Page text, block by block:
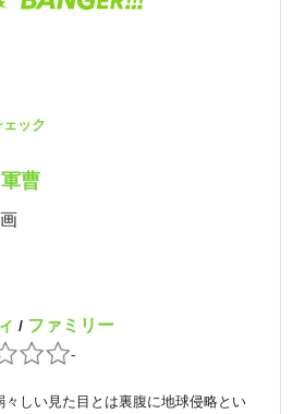
ック
曹
/ ファミリー
-
々しい見た目とは裏腹に地球侵略とい